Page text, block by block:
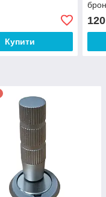
Купити
120